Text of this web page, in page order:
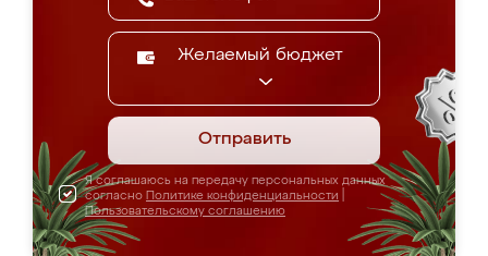
Желаемый бюджет
Отправить
Я соглашаюсь на передачу персональных данных
согласно Политике конфиденциальности
Пользовательскому соглашению